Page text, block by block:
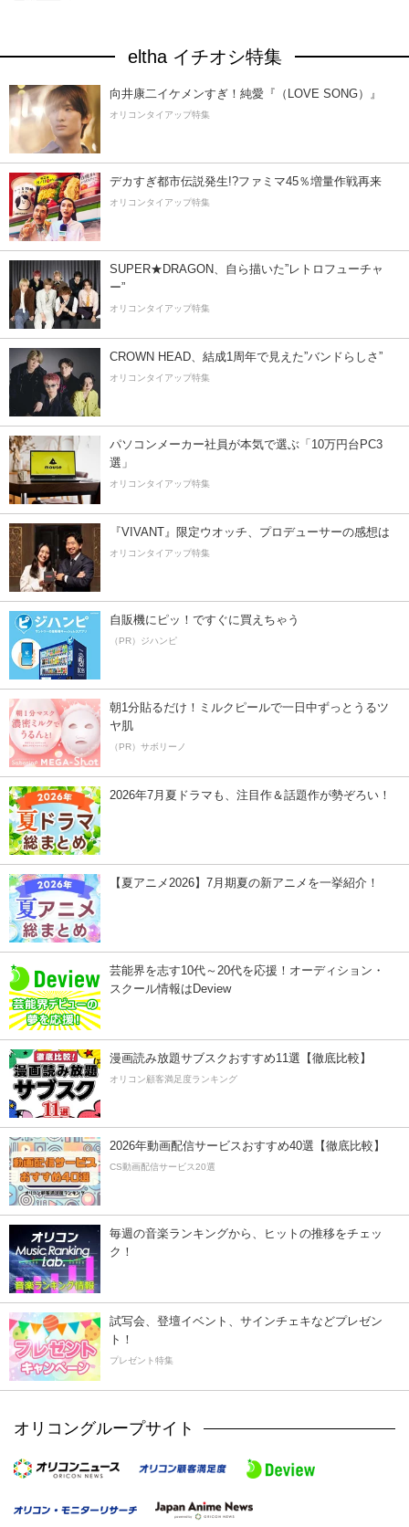
eltha イチオシ特集
向井康二イケメンすぎ！純愛『（LOVE SONG）』
オリコンタイアップ特集
デカすぎ都市伝説発生!?ファミマ45％増量作戦再来
オリコンタイアップ特集
SUPER★DRAGON、自ら描いた”レトロフューチャ
ー”
オリコンタイアップ特集
CROWN HEAD、結成1周年で見えた”バンドらしさ”
オリコンタイアップ特集
パソコンメーカー社員が本気で選ぶ「10万円台PC3
選」
オリコンタイアップ特集
『VIVANT』限定ウオッチ、プロデューサーの感想は
オリコンタイアップ特集
自販機にピッ！ですぐに買えちゃう
（PR）ジハンピ
朝1分貼るだけ！ミルクピールで一日中ずっとうるツ
ヤ肌
（PR）サボリーノ
2026年7月夏ドラマも、注目作＆話題作が勢ぞろい！
【夏アニメ2026】7月期夏の新アニメを一挙紹介！
芸能界を志す10代～20代を応援！オーディション・
スクール情報はDeview
漫画読み放題サブスクおすすめ11選【徹底比較】
オリコン顧客満足度ランキング
2026年動画配信サービスおすすめ40選【徹底比較】
CS動画配信サービス20選
毎週の音楽ランキングから、ヒットの推移をチェッ
ク！
試写会、登壇イベント、サインチェキなどプレゼン
ト！
プレゼント特集
オリコングループサイト